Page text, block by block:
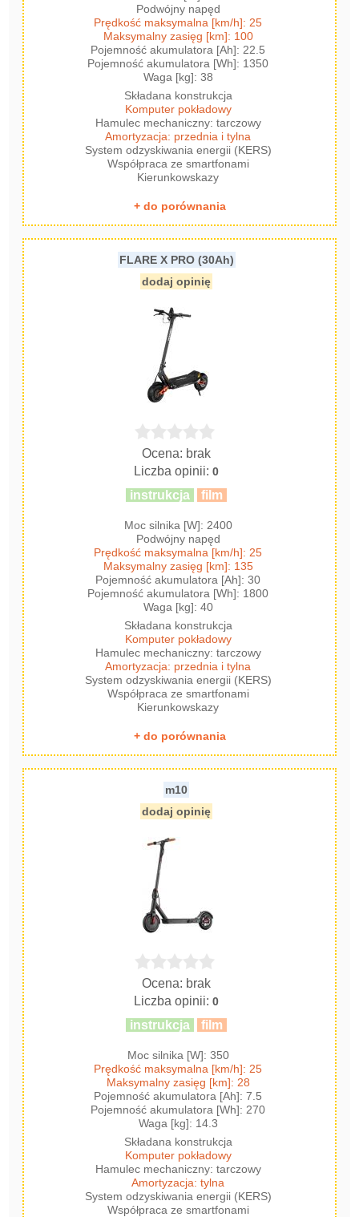
Podwójny napęd
Prędkość maksymalna [km/h]: 25
Maksymalny zasięg [km]: 100
Pojemność akumulatora [Ah]: 22.5
Pojemność akumulatora [Wh]: 1350
Waga [kg]: 38
Składana konstrukcja
Komputer pokładowy
Hamulec mechaniczny: tarczowy
Amortyzacja: przednia i tylna
System odzyskiwania energii (KERS)
Współpraca ze smartfonami
Kierunkowskazy
+ do porównania
FLARE X PRO (30Ah)
dodaj opinię
Ocena: brak
Liczba opinii:0
instrukcja film
Moc silnika [W]: 2400
Podwójny napęd
Prędkość maksymalna [km/h]: 25
Maksymalny zasięg [km]: 135
Pojemność akumulatora [Ah]: 30
Pojemność akumulatora [Wh]: 1800
Waga [kg]: 40
Składana konstrukcja
Komputer pokładowy
Hamulec mechaniczny: tarczowy
Amortyzacja: przednia i tylna
System odzyskiwania energii (KERS)
Współpraca ze smartfonami
Kierunkowskazy
+ do porównania
m10
dodaj opinię
Ocena: brak
Liczba opinii:0
instrukcja film
Moc silnika [W]: 350
Prędkość maksymalna [km/h]: 25
Maksymalny zasięg [km]: 28
Pojemność akumulatora [Ah]: 7.5
Pojemność akumulatora [Wh]: 270
Waga [kg]: 14.3
Składana konstrukcja
Komputer pokładowy
Hamulec mechaniczny: tarczowy
Amortyzacja: tylna
System odzyskiwania energii (KERS)
Współpraca ze smartfonami